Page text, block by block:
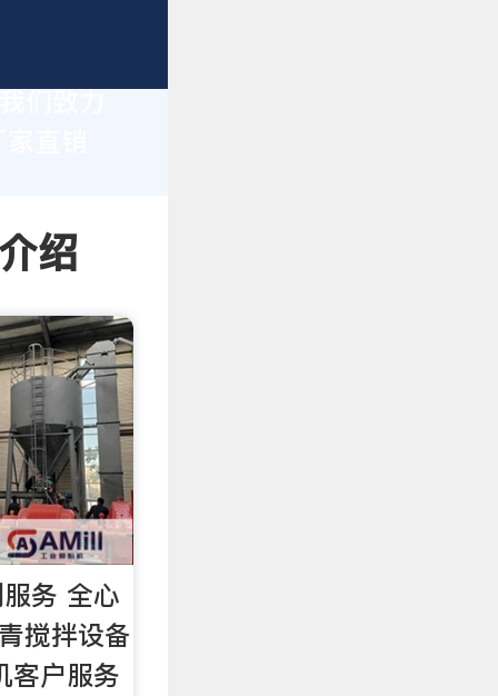
绍
务 全心
搅拌设备
客户服务